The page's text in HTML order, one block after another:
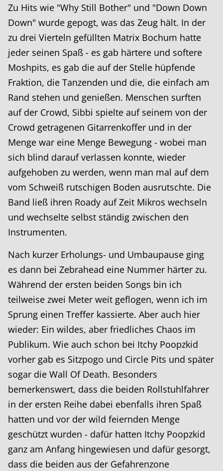
Zu Hits wie "Why Still Bother" und "Down Down
Down" wurde gepogt, was das Zeug hält. In der
zu drei Vierteln gefüllten Matrix Bochum hatte
jeder seinen Spaß - es gab härtere und softere
Moshpits, es gab die auf der Stelle hüpfende
Fraktion, die Tanzenden und die, die einfach am
Rand stehen und genießen. Menschen surften
auf der Crowd, Sibbi spielte auf seinem von der
Crowd getragenen Gitarrenkoffer und in der
Menge war eine Menge Bewegung - wobei man
sich blind darauf verlassen konnte, wieder
aufgehoben zu werden, wenn man mal auf dem
vom Schweiß rutschigen Boden ausrutschte. Die
Band ließ ihren Roady auf Zeit Mikros wechseln
und wechselte selbst ständig zwischen den
Instrumenten.
Nach kurzer Erholungs- und Umbaupause ging
es dann bei Zebrahead eine Nummer härter zu.
Während der ersten beiden Songs bin ich
teilweise zwei Meter weit geflogen, wenn ich im
Sprung einen Treffer kassierte. Aber auch hier
wieder: Ein wildes, aber friedliches Chaos im
Publikum. Wie auch schon bei Itchy Poopzkid
vorher gab es Sitzpogo und Circle Pits und später
sogar die Wall Of Death. Besonders
bemerkenswert, dass die beiden Rollstuhlfahrer
in der ersten Reihe dabei ebenfalls ihren Spaß
hatten und vor der wild feiernden Menge
geschützt wurden - dafür hatten Itchy Poopzkid
ganz am Anfang hingewiesen und dafür gesorgt,
dass die beiden aus der Gefahrenzone